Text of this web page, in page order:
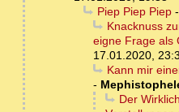
Piep Piep Piep-
Knacknuss
eigne Frage als
17.01.2020,
Kann mir
-
Der